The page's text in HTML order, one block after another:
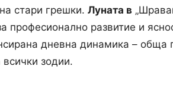
стари грешки. Луната в
професионално развитие и
дневна динамика – обща
зодии.